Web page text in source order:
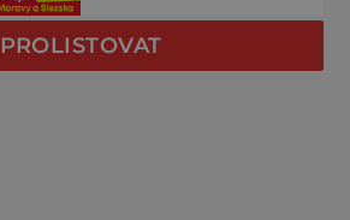
PROLISTOVAT